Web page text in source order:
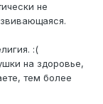
не
:(
на здоровье,
тем более